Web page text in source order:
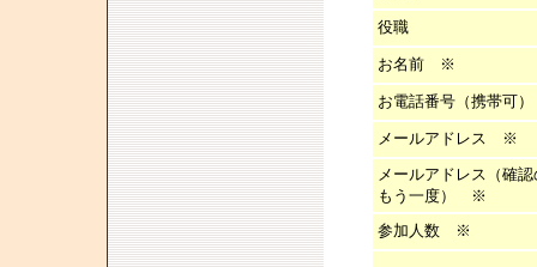
役職
お名前 ※
お電話番号（携帯可
メールアドレス ※
メールアドレス（確
もう一度） ※
参加人数 ※